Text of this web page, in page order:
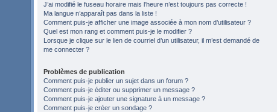
J’ai modifié le fuseau horaire mais l’heure n’est toujours pas correcte !
Ma langue n’apparaît pas dans la liste !
Comment puis-je afficher une image associée à mon nom d’utilisateur ?
Quel est mon rang et comment puis-je le modifier ?
Lorsque je clique sur le lien de courriel d’un utilisateur, il m’est demandé de
me connecter ?
Problèmes de publication
Comment puis-je publier un sujet dans un forum ?
Comment puis-je éditer ou supprimer un message ?
Comment puis-je ajouter une signature à un message ?
Comment puis-je créer un sondage ?